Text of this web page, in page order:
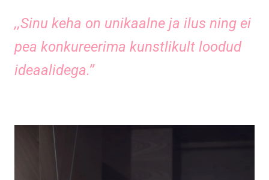
,,Sinu keha on unikaalne ja ilus ning ei
pea konkureerima kunstlikult loodud
ideaalidega.’’